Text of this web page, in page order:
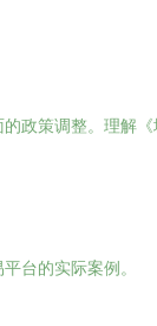
政策调整。理解
台的实际案例。